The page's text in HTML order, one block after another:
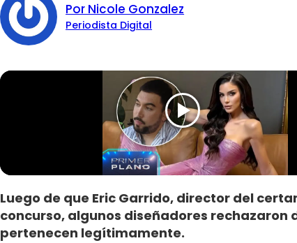
Por Nicole Gonzalez
Periodista Digital
Luego de que Eric Garrido, director del
concurso, algunos diseñadores rechazaron
pertenecen legítimamente.